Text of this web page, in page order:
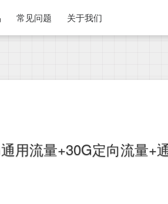
常见问题 关于我们
用流量+30G定向流量+